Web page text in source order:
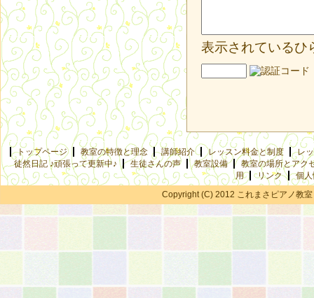
表示されているひ
トップページ 教室の特徴と理念 講師紹介 レッスン料金と制度
レ
徒然日記 ♪頑張って更新中♪
生徒さんの声 教室設備
教室の場所とアク
用
リンク
個
Copyright (C) 2012 これまさピアノ教